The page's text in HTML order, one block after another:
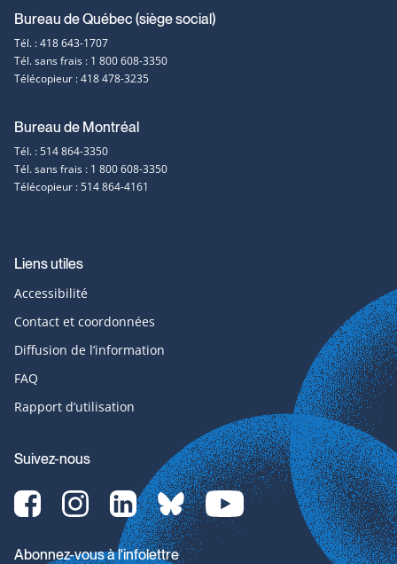
Coordonnées
et
contact
Bureau de Québec (siège social)
Tél. : 418 643-1707
Tél. sans frais : 1 800 608-3350
Télécopieur : 418 478-3235
Bureau de Montréal
Tél. : 514 864-3350
Tél. sans frais : 1 800 608-3350
Télécopieur : 514 864-4161
Liens utiles
Accessibilité
Contact et coordonnées
Diffusion de l’information
FAQ
Rapport d’utilisation
Suivez-nous
Facebook-
svg
Instagram-
svg
LinkedIn-
svg
bluesky-
svg
YouTube-
svg
Abonnez-vous à l'infolettre